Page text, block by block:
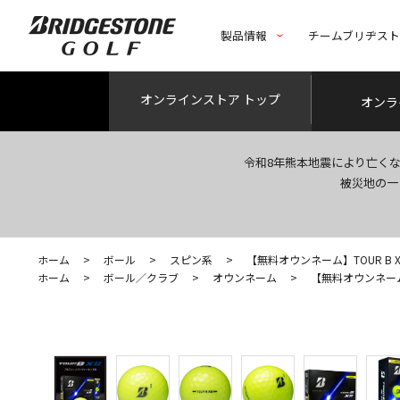
製品情報 チームブリヂス
オンラインストア トップ オン
令和8年熊本地震により亡く
被災地の
ホーム > ボール > スピン系 >
【無料オウンネーム】TOUR
ホーム
> ボール／クラブ > オウンネーム > 【無料オウンネ